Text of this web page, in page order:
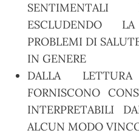
SENTIMENTALI
ESCLUDENDO
PROBLEMI DI
IN GENERE
DALLA
FORNISCONO
INTERPRETABILI
ALCUN MODO